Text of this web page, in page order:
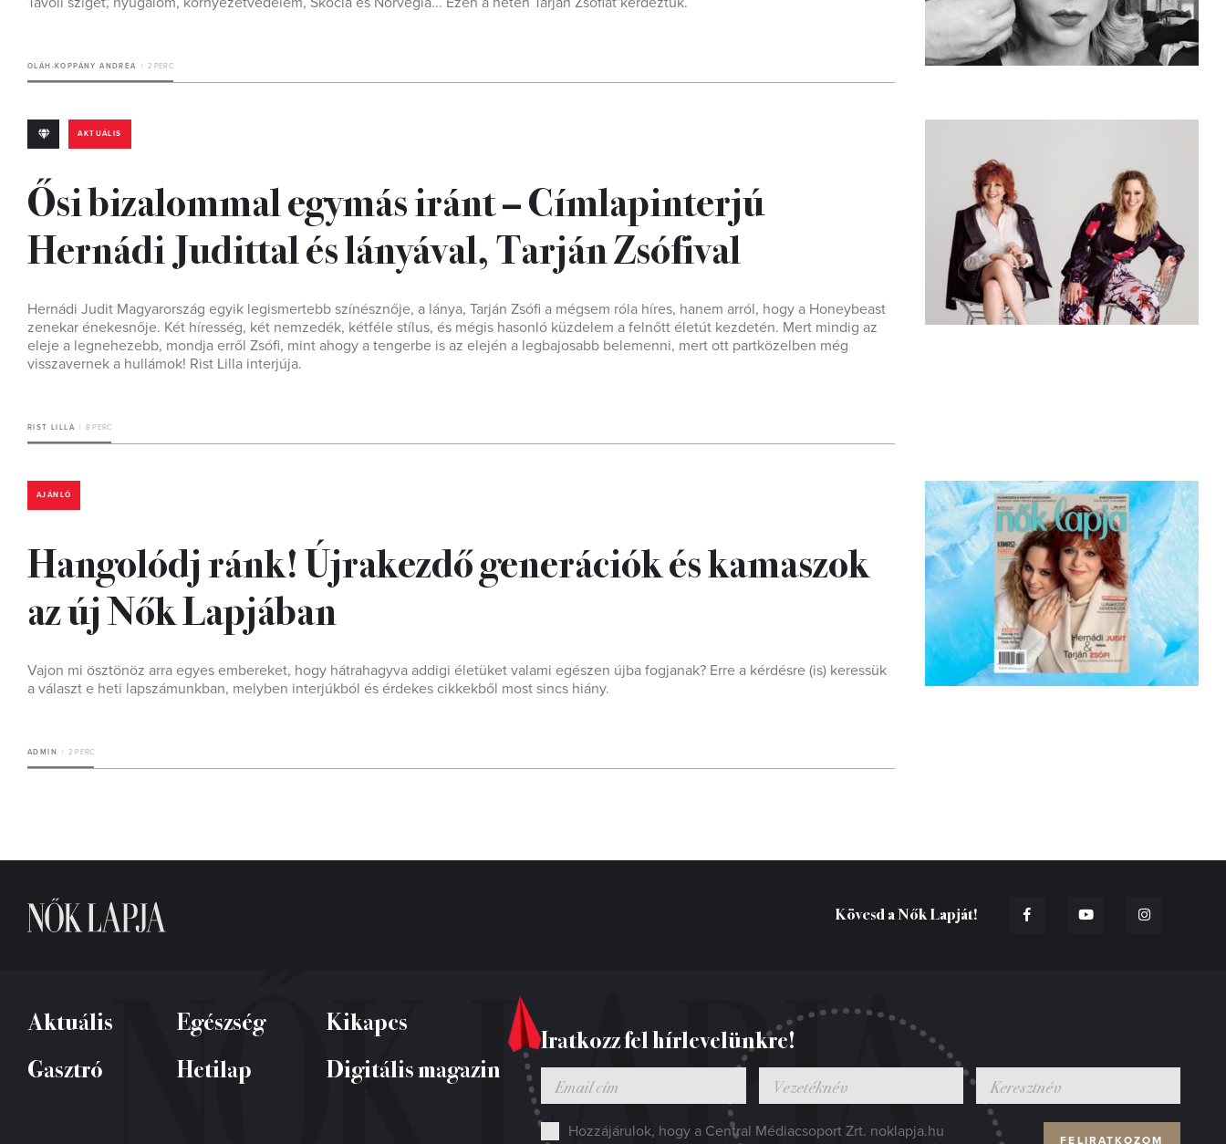
OLÁH-KOPPÁNY ANDREA 2 PERC
AKTUÁLIS
Ősi bizalommal egymás iránt – Címlapinterjú
Hernádi Judittal és lányával, Tarján Zsófival
Hernádi Judit Magyarország egyik legismertebb színésznője, a lánya, Tarján Zsóﬁ a mégsem róla híres, hanem arról, hogy a Honeybeast
zenekar énekesnője. Két híresség, két nemzedék, kétféle stílus, és mégis hasonló küzdelem a felnőtt életút kezdetén. Mert mindig az
eleje a legnehezebb, mondja erről Zsófi, mint ahogy a tengerbe is az elején a legbajosabb belemenni, mert ott partközelben még
visszavernek a hullámok! Rist Lilla interjúja.
RIST LILLA 8 PERC
AJÁNLÓ
Hangolódj ránk! Újrakezdő generációk és kamaszok
az új Nők Lapjában
Vajon mi ösztönöz arra egyes embereket, hogy hátrahagyva addigi életüket valami egészen újba fogjanak? Erre a kérdésre (is) keressük
a választ e heti lapszámunkban, melyben interjúkból és érdekes cikkekből most sincs hiány.
ADMIN 2 PERC
Kövesd a Nők Lapját!
Aktuális Egészség
Kikapcs
Gasztró
Hetilap Digitális magazin
Iratkozz fel hírlevelünkre!
Hozzájárulok, hogy a Central Médiacsoport Zrt. noklapja.hu